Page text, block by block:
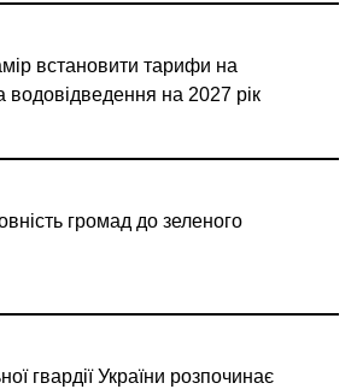
встановити тарифи на
водовідведення на 2027 рік
громад до зеленого
гвардії України розпочинає